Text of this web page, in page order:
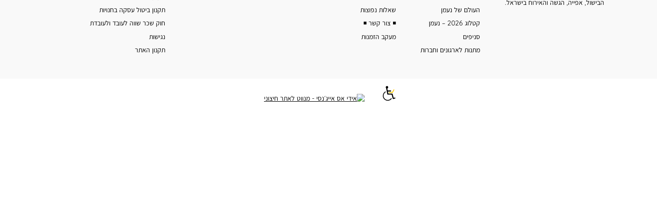
הבישול, אפייה, הגשה והאירוח בישראל.
העולם של נעמן
קטלוג 2026 – נעמן
סניפים
מתנות לארגונים וחברות
שאלות נפוצות
◾️ צור קשר ◾️
מעקב הזמנות
תקנון ביטול עסקה בחנויות
חוק שכר שווה לעובד ולעובדת
נגישות
תקנון האתר